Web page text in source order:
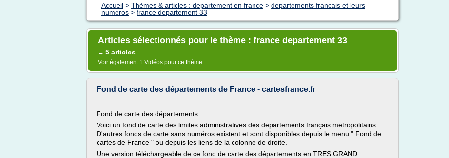
Accueil > Thèmes & articles : departement en france > departements francais et leurs
numeros > france departement 33
Articles sélectionnés pour le thème : france departement 33
→ 5 articles
Voir également 1 Vidéos pour ce thème
Fond de carte des départements de France - cartesfrance.fr
Fond de carte des départements
Voici un fond de carte des limites administratives des départements français métropolitains.
D'autres fonds de carte sans numéros existent et sont disponibles depuis le menu " Fond de
cartes de France " ou depuis les liens de la colonne de droite.
Une version téléchargeable de ce fond de carte des départements en TRES GRAND